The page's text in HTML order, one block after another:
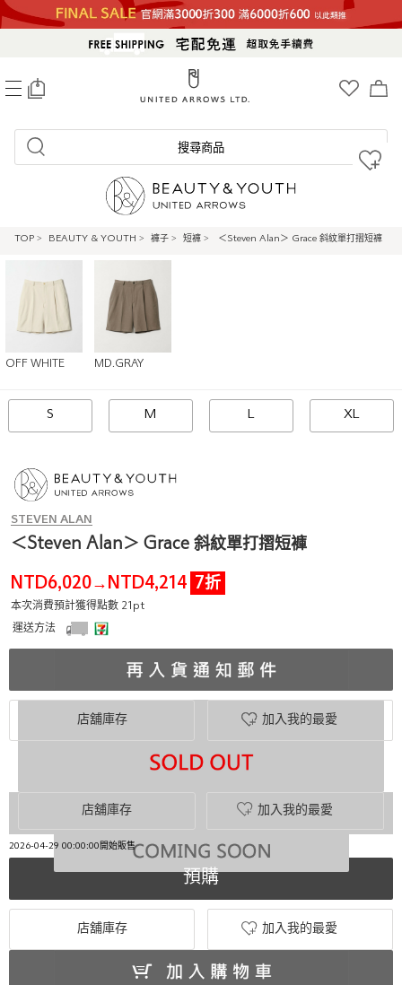
搜尋商品
TOP > BEAUTY & YOUTH > 褲子 > 短褲 > ＜Steven Alan＞ Grace 斜紋單打摺短褲
OFF WHITE MD.GRAY
S M L XL
STEVEN ALAN
＜Steven Alan＞ Grace 斜紋單打摺短褲
NTD6,020→ NTD4,214 7折
本次消費預計獲得點數 21pt
運送方法
加入我的最愛
店舖庫存
店舖庫存 加入我的最愛
2026-04-29 00:00:00開始販售
預購
店舖庫存 加入我的最愛